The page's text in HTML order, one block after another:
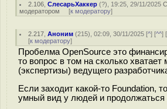
2.106 ,СлесарьХаккер (?), 19:25, 29/11/2025
модератором [к модератору]
2.217 ,Аноним (215), 02:09, 30/11/2025 [^] [^^] [
[к модератору]
Пробелма OpenSource это
то вопрос в том на сколько хватает
(экспертизы) ведущего
Если заходит какой-то Foundation,
умный вид у людей и продолжаться